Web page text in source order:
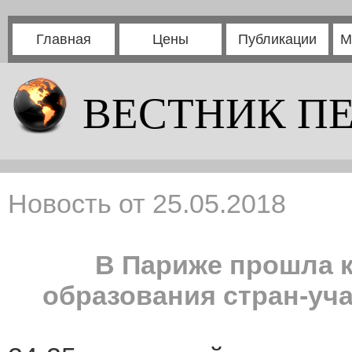
Главная Цены Публикации
ВЕСТНИК
Новость от 25.05.2018
В Париже прошла
образования стран-